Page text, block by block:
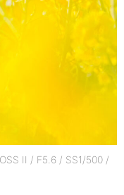
II / F5.6 / SS1/500 /